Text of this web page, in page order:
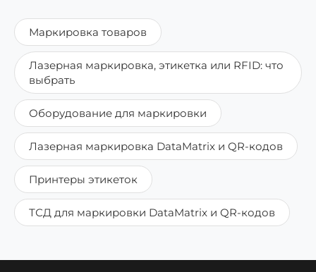
Маркировка товаров
Лазерная маркировка, этикетка или RFID: что
выбрать
Оборудование для маркировки
Лазерная маркировка DataMatrix и QR-кодов
Принтеры этикеток
ТСД для маркировки DataMatrix и QR-кодов